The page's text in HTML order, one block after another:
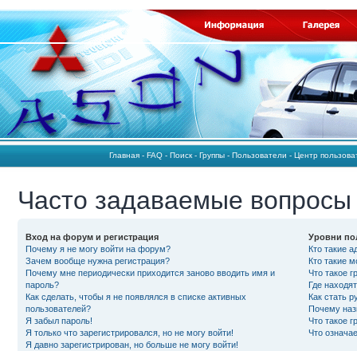
Главная - FAQ - Поиск - Группы - Пользователи - Центр
Часто задаваемые вопросы
Вход на форум и регистрация
Почему я не могу войти на форум?
Зачем вообще нужна регистрация?
Почему мне периодически приходится заново вводить имя и
пароль?
Как сделать, чтобы я не появлялся в списке активных
пользователей?
Я забыл пароль!
Я только что зарегистрировался, но не могу войти!
Я давно зарегистрирован, но больше не могу войти!
Уровни
Кто такие
Кто такие
Что такое
Где
Как стать
Почему
Что такое
Что